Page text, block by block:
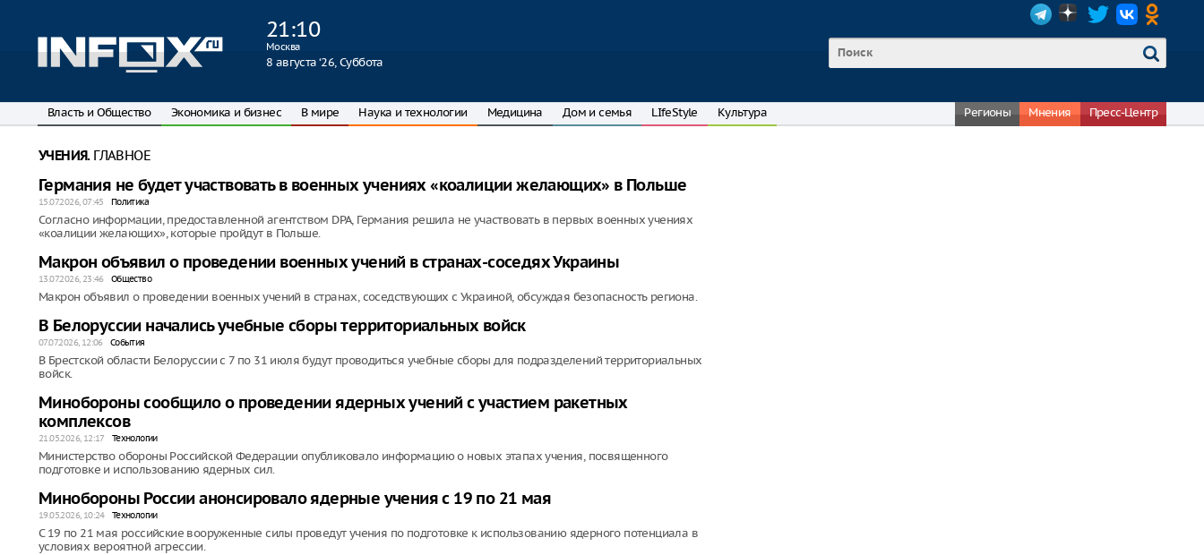
21:10
Москва
8 августа ‘26, Суббота
Власть и Общество Экономика и бизнес В мире Наука и технологии Медицина Дом и семья LIfeStyle Культура Регионы Мнения Пресс-Центр
УЧЕНИЯ.ГЛАВНОЕ
Германия не будет участвовать в военных учениях «коалиции желающих» в Польше
15.07.2026, 07:45 Политика
Согласно информации, предоставленной агентством DPA, Германия решила не участвовать в первых военных учениях
«коалиции желающих», которые пройдут в Польше.
Макрон объявил о проведении военных учений в странах-соседях Украины
13.07.2026, 23:46 Общество
Макрон объявил о проведении военных учений в странах, соседствующих с Украиной, обсуждая безопасность региона.
В Белоруссии начались учебные сборы территориальных войск
07.07.2026, 12:06 События
В Брестской области Белоруссии с 7 по 31 июля будут проводиться учебные сборы для подразделений территориальных
войск.
Минобороны сообщило о проведении ядерных учений с участием ракетных
комплексов
21.05.2026, 12:17 Технологии
Министерство обороны Российской Федерации опубликовало информацию о новых этапах учения, посвященного
подготовке и использованию ядерных сил.
Минобороны России анонсировало ядерные учения с 19 по 21 мая
19.05.2026, 10:24 Технологии
С 19 по 21 мая российские вооруженные силы проведут учения по подготовке к использованию ядерного потенциала в
условиях вероятной агрессии.